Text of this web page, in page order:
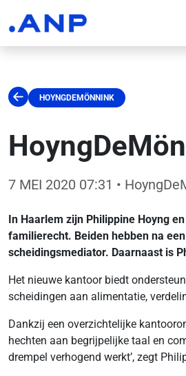
HOYNGDEMÖNNINK
7 MEI 2020 07:31 •
In Haarlem zijn Philippine Hoyng
familierecht. Beiden hebben na
scheidingsmediator. Daarnaast is
Het nieuwe kantoor biedt
scheidingen aan alimentatie,
Dankzij een overzichtelijke
hechten aan begrijpelijke taal en
drempel verhogend werkt’, zegt